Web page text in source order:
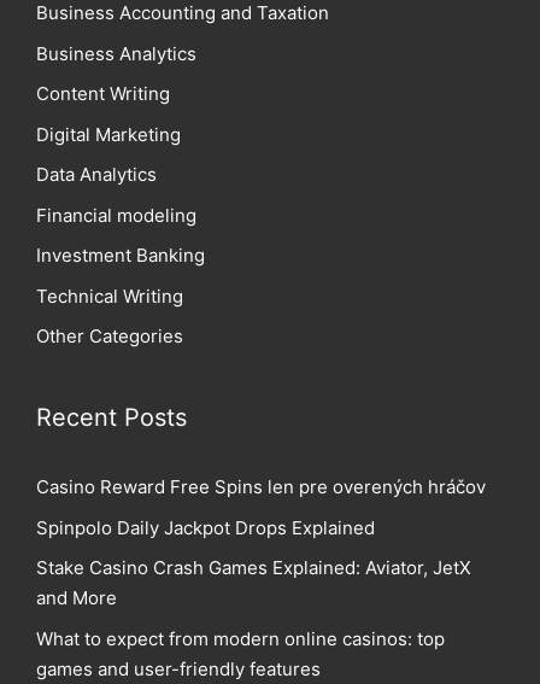
Business Accounting and Taxation
Business Analytics
Content Writing
Digital Marketing
Data Analytics
Financial modeling
Investment Banking
Technical Writing
Other Categories
Recent Posts
Casino Reward Free Spins len pre overených hráčov
Spinpolo Daily Jackpot Drops Explained
Stake Casino Crash Games Explained: Aviator, JetX
and More
What to expect from modern online casinos: top
games and user-friendly features